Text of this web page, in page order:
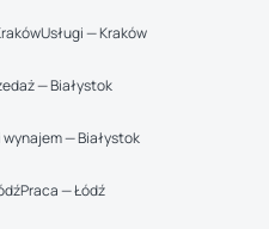
Usługi — Kraków
— Białystok
— Białystok
Praca — Łódź